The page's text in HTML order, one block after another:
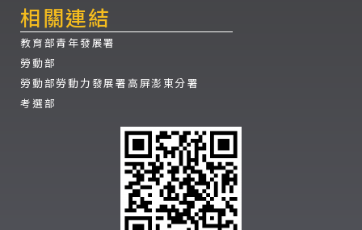
相關連結
教育部青年發展署
勞動部
勞動部勞動力發展署高屏澎東分署
考選部